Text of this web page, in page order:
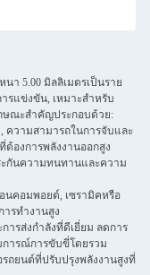
า 5.00 มิลลิเมตรเป็นราย
รแข่งขัน, เหมาะสําหรับ
ษณะสําคัญประกอบด้วย:
ความสามารถในการจับและ
ต้องการพลังงานออกสูง
กันความทนทานและความ
คอมพอยต์, เซรามิคหรือ
รทํางานสูง
ารส่งกําลังที่ดีเยี่ยม ลดการ
การณ์การขับขี่โดยรวม
ถยนต์ที่ปรับปรุงพลังงานสูงที่